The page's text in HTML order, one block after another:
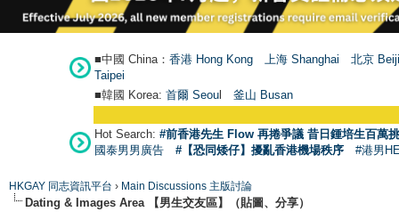
■中國 China： 香港 Hong Kong 上海 Shanghai
北京
Taipei
■韓國 Korea: 首爾 Seoul 釜山 Busan
Hot Search: #前香港先生 Flow 再捲爭議 昔日鍾培生百萬
國泰男男廣告
#【恐同矮仔】擾亂香港機場秩序 #港男
HKGAY 同志資訊平台 › Main Discussions 主版討論
Dating & Images Area 【男生交友區】（貼圖、分享）